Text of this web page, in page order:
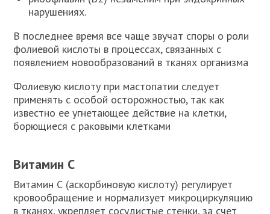
нарушениях.
В последнее время все чаще звучат споры о роли
фолиевой кислоты в процессах, связанных с
появлением новообразований в тканях организма
Фолиевую кислоту при мастопатии следует
применять с особой осторожностью, так как
известно ее угнетающее действие на клетки,
борющиеся с раковыми клетками
Витамин С
Витамин С (аскорбиновую кислоту) регулирует
кровообращение и нормализует микроциркуляцию
в тканях, укрепляет сосудистые стенки, за счет